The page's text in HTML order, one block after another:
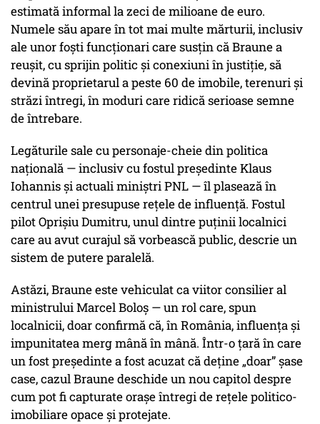
estimată informal la zeci de milioane de euro.
Numele său apare în tot mai multe mărturii, inclusiv
ale unor foști funcționari care susțin că Braune a
reușit, cu sprijin politic și conexiuni în justiție, să
devină proprietarul a peste 60 de imobile, terenuri și
străzi întregi, în moduri care ridică serioase semne
de întrebare.
Legăturile sale cu personaje-cheie din politica
națională — inclusiv cu fostul președinte Klaus
Iohannis și actuali miniștri PNL — îl plasează în
centrul unei presupuse rețele de influență. Fostul
pilot Oprișiu Dumitru, unul dintre puținii localnici
care au avut curajul să vorbească public, descrie un
sistem de putere paralelă.
Astăzi, Braune este vehiculat ca viitor consilier al
ministrului Marcel Boloș — un rol care, spun
localnicii, doar confirmă că, în România, influența și
impunitatea merg mână în mână. Într-o țară în care
un fost președinte a fost acuzat că deține „doar” șase
case, cazul Braune deschide un nou capitol despre
cum pot fi capturate orașe întregi de rețele politico-
imobiliare opace și protejate.